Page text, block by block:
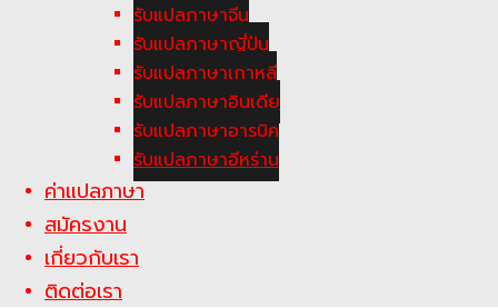
รับแปลภาษาจีน
รับแปลภาษาญี่ปุ่น
รับแปลภาษาเกาหลี
รับแปลภาษาอินเดีย
รับแปลภาษาอารบิค
รับแปลภาษาอีหร่าน
ค่าแปลภาษา
สมัครงาน
เกี่ยวกับเรา
ติดต่อเรา